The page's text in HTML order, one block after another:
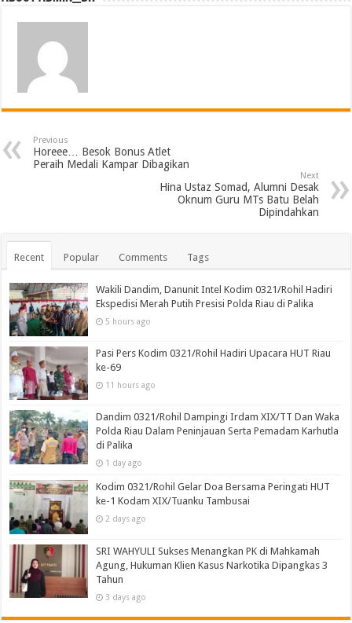
Previous
Horeee… Besok Bonus Atlet
Peraih Medali Kampar Dibagikan
Next
Hina Ustaz Somad, Alumni Desak
Oknum Guru MTs Batu Belah
Dipindahkan
Recent Popular Comments Tags
Wakili Dandim, Danunit Intel Kodim 0321/Rohil Hadiri
Ekspedisi Merah Putih Presisi Polda Riau di Palika
5 hours ago
Pasi Pers Kodim 0321/Rohil Hadiri Upacara HUT Riau
ke-69
11 hours ago
Dandim 0321/Rohil Dampingi Irdam XIX/TT Dan Waka
Polda Riau Dalam Peninjauan Serta Pemadam Karhutla
di Palika
1 day ago
Kodim 0321/Rohil Gelar Doa Bersama Peringati HUT
ke-1 Kodam XIX/Tuanku Tambusai
2 days ago
SRI WAHYULI Sukses Menangkan PK di Mahkamah
Agung, Hukuman Klien Kasus Narkotika Dipangkas 3
Tahun
3 days ago